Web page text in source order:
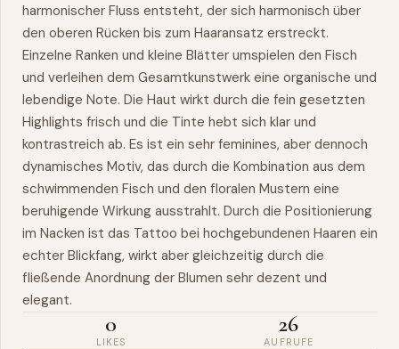
harmonischer Fluss entsteht, der sich harmonisch über
den oberen Rücken bis zum Haaransatz erstreckt.
Einzelne Ranken und kleine Blätter umspielen den Fisch
und verleihen dem Gesamtkunstwerk eine organische und
lebendige Note. Die Haut wirkt durch die fein gesetzten
Highlights frisch und die Tinte hebt sich klar und
kontrastreich ab. Es ist ein sehr feminines, aber dennoch
dynamisches Motiv, das durch die Kombination aus dem
schwimmenden Fisch und den floralen Mustern eine
beruhigende Wirkung ausstrahlt. Durch die Positionierung
im Nacken ist das Tattoo bei hochgebundenen Haaren ein
echter Blickfang, wirkt aber gleichzeitig durch die
fließende Anordnung der Blumen sehr dezent und
elegant.
0
LIKES
26
AUFRUFE